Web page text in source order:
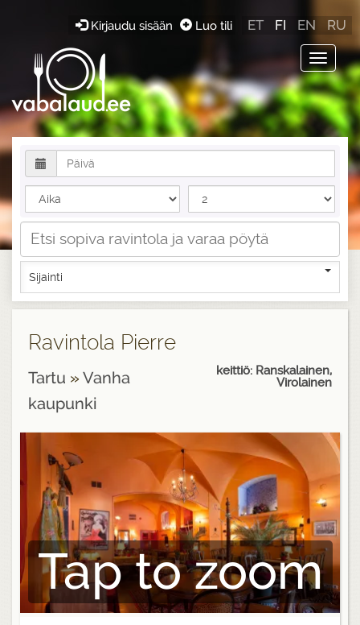
Toggle
Kirjaudu sisään Luo tili ET FI EN RU
Sijainti
Ravintola Pierre
Tartu » Vanha
kaupunki
keittiö: Ranskalainen,
Virolainen
Tap to zoom